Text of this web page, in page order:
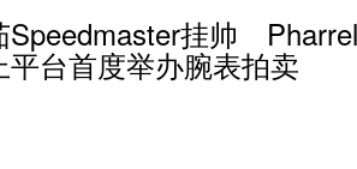
Speedmaster挂帅
平台首度举办腕表拍卖